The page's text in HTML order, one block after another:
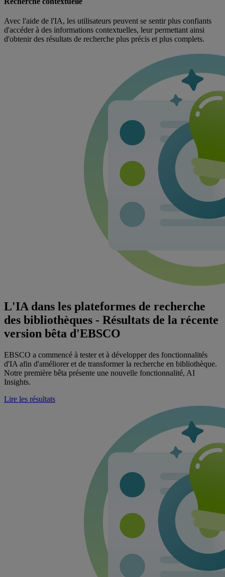
Avec l'aide de l'IA, les utilisateurs peuvent se sentir plus confiants
d'accéder à des informations contextuelles, leur permettant ainsi
d'obtenir des résultats de recherche plus précis et plus complets.
L'IA dans les plateformes de recherche
des bibliothèques - Résultats de la récente
version bêta d'EBSCO
EBSCO a commencé à tester et à développer des fonctionnalités
d'IA afin d'améliorer et de transformer la recherche en bibliothèque.
Notre première bêta présente une nouvelle fonctionnalité, AI
Insights.
Lire les résultats